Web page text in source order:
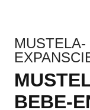
MUSTELA-
BEBE-